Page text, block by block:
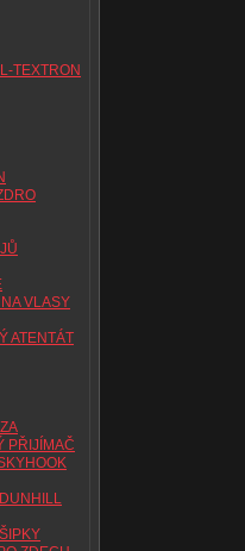
TEXTRON
VLASY
ATENTÁT
PŘIJÍMAČ